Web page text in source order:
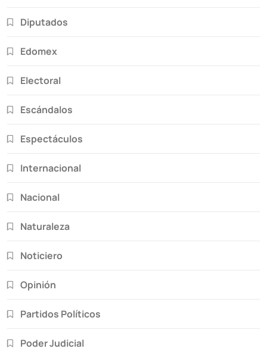
Diputados
Edomex
Electoral
Escándalos
Espectáculos
Internacional
Nacional
Naturaleza
Noticiero
Opinión
Partidos Políticos
Poder Judicial